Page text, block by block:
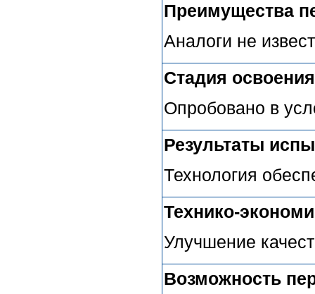
Преимущества
Аналоги не
Стадия освоения
Опробовано в
Результаты
Технология
Технико-
Улучшение
Возможность